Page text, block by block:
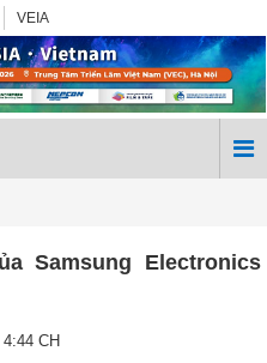
VEIA
Samsung Electronics
CH